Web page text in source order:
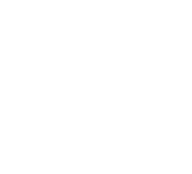
te geven die relevant en
van de individuele cookies.